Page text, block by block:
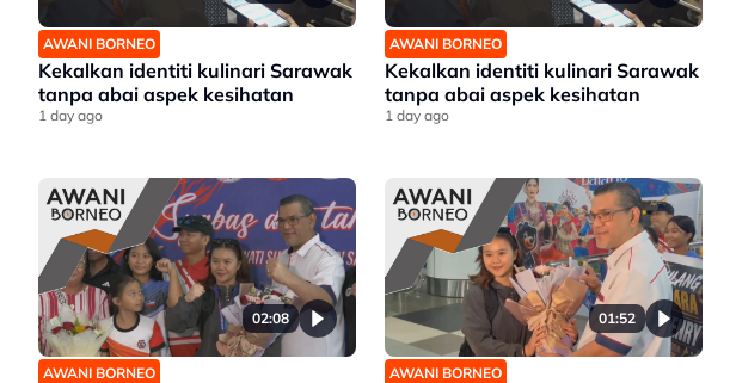
AWANI BORNEO
Kekalkan identiti kulinari Sarawak
tanpa abai aspek kesihatan
1 day ago
AWANI BORNEO
Kekalkan identiti kulinari Sarawak
tanpa abai aspek kesihatan
1 day ago
02:08
AWANI BORNEO
01:52
AWANI BORNEO